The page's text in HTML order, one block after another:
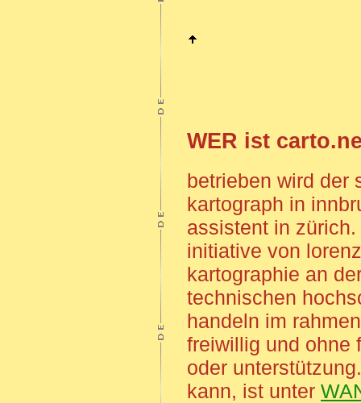
WER ist
betrieben wird der
kartograph in
assistent in
initiative von
kartographie an
technischen
handeln im
freiwillig und ohne
oder
kann, ist unter